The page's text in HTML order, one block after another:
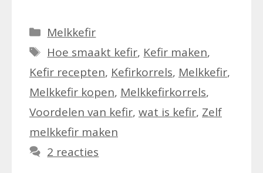
Categorieën
Melkkefir
Tags
Hoe smaakt kefir, Kefir maken,
Kefir recepten, Kefirkorrels, Melkkefir,
Melkkefir kopen, Melkkefirkorrels,
Voordelen van kefir, wat is kefir, Zelf
melkkefir maken
2 reacties